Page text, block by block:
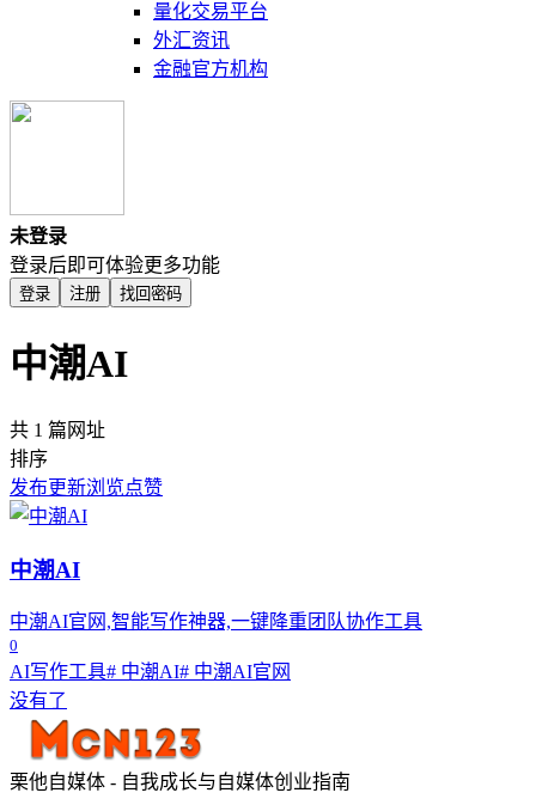
量化交易平台
外汇资讯
金融官方机构
未登录
登录后即可体验更多功能
登录 注册 找回密码
中潮AI
共 1 篇网址
排序
发布更新浏览点赞
中潮AI
中潮AI官网,智能写作神器,一键降重团队协作工具
0
AI写作工具# 中潮AI# 中潮AI官网
没有了
栗他自媒体 - 自我成长与自媒体创业指南